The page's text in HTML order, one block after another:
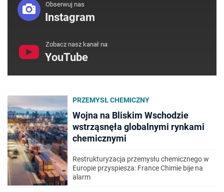
Obserwuj nas
Instagram
Zobacz nasz kanał na
YouTube
PRZEMYSŁ CHEMICZNY
Wojna na Bliskim Wschodzie
wstrząsnęła globalnymi rynkami
chemicznymi
Restrukturyzacja przemysłu chemicznego w
Europie przyspiesza: France Chimie bije na
alarm